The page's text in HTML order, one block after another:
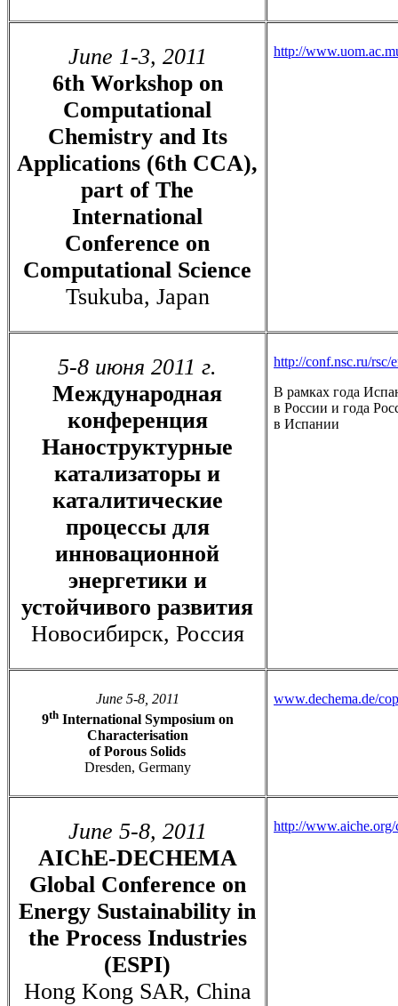
June 1-3, 2011
6th Workshop on
Computational
Chemistry and Its
Applications (6th CCA),
part of The
International
Conference on
Computational Science
Tsukuba, Japan
http://
5-8 июня 2011 г.
Международная
конференция
Наноструктурные
катализаторы и
каталитические
процессы для
инновационной
энергетики и
устойчивого развития
Новосибирск, Россия
http://conf.nsc.ru/rsc/
В рамках года
в России и года
в Испании
June 5-8, 2011
9thInternational Symposium on
Characterisation
of Porous Solids
Dresden, Germany
www.dechema.de/
June 5-8, 2011
AIChE-DECHEMA
Global Conference on
Energy Sustainability in
the Process Industries
(ESPI)
Hong Kong SAR, China
http://www.aiche.org/